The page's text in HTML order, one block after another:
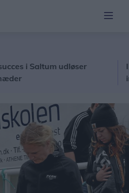
i Saltum udløser
I al
ind i